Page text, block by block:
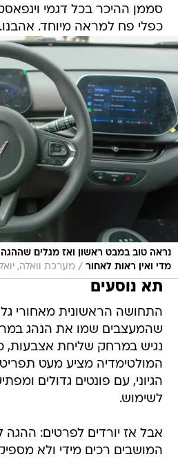
סממן ההיכר בכל דגמי
כפלי פח למראה מיוחד. אהבנו.
נראה טוב במבט ראשון ואז מגלים שההגה
מדי ואין ראות לאחור / מערכת וואלה,
תא נוסעים
התחושה הראשונית מאחורי
שהמעצבים שמו את הנהג
נגיש במרחק שליחת אצבעות,
המולטימדיה מציע מעט
הגיוני, עם פונטים גדולים
לשימוש.
אבל אז יורדים לפרטים: ההגה
המושבים רכים מידי ולא